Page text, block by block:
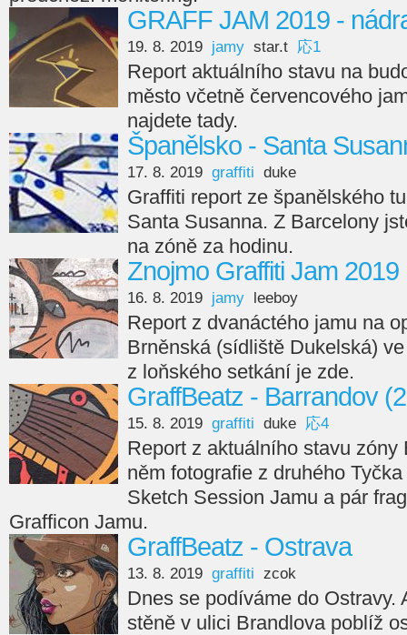
GRAFF JAM 2019 -
19. 8. 2019 jamy star.t 応1
Report aktuálního stavu na
město včetně červencového
najdete tady.
Španělsko - Santa
17. 8. 2019 graffiti duke
Graffiti report ze španělského
Santa Susanna. Z Barcelony
na zóně za hodinu.
Znojmo Graffiti Jam 2019
16. 8. 2019 jamy leeboy
Report z dvanáctého jamu na
Brněnská (sídliště Dukelská)
z loňského setkání je zde.
GraffBeatz - Barrandov
15. 8. 2019 graffiti duke 応4
Report z aktuálního stavu zóny
něm fotografie z druhého
Sketch Session Jamu a pár
Grafficon Jamu.
GraffBeatz - Ostrava
13. 8. 2019 graffiti zcok
Dnes se podíváme do Ostravy.
stěně v ulici Brandlova poblíž